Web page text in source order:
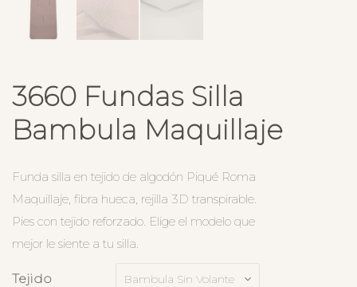
3660 Fundas Silla
Bambula Maquillaje
Funda silla en tejido de algodón Piqué Roma
Maquillaje, fibra hueca, rejilla 3D transpirable.
Pies con tejido reforzado. Elige el modelo que
mejor le siente a tu silla.
Tejido